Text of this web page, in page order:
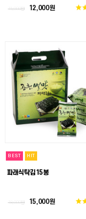
15,000원 12,000원
BEST HIT
파래식탁김15봉
18,000원 15,000원